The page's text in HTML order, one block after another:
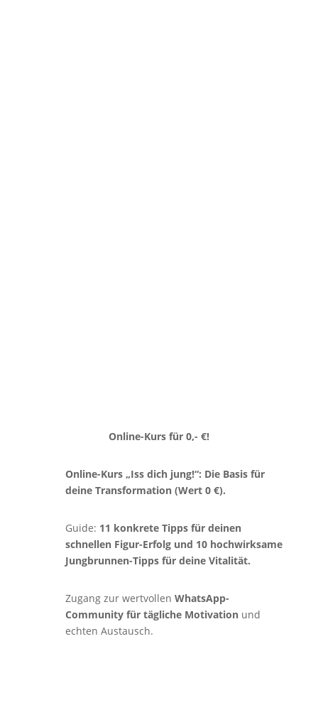
Online-Kurs für 0,- €!
Online-Kurs „Iss dich jung!“: Die Basis für
deine Transformation (Wert 0 €).
Guide: 11 konkrete Tipps für deinen
schnellen Figur-Erfolg und 10 hochwirksame
Jungbrunnen-Tipps für deine Vitalität.
Zugang zur wertvollen WhatsApp-
Community für tägliche Motivationund
echten Austausch.